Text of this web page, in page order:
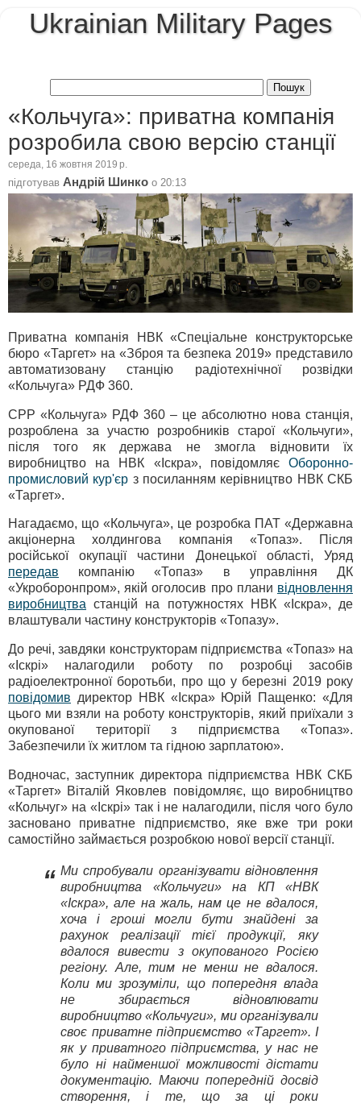
Ukrainian Military Pages
«Кольчуга»: приватна компанія
розробила свою версію станції
середа, 16 жовтня 2019 р.
підготував Андрій Шинко о 20:13
Приватна компанія НВК «Спеціальне конструкторське
бюро «Таргет» на «Зброя та безпека 2019» представило
автоматизовану станцію радіотехнічної розвідки
«Кольчуга» РДФ 360.
СРР «Кольчуга» РДФ 360 – це абсолютно нова станція,
розроблена за участю розробників старої «Кольчуги»,
після того як держава не змогла відновити їх
виробництво на НВК «Іскра», повідомляє Оборонно-
промисловий кур'єр з посиланням керівництво НВК СКБ
«Таргет».
Нагадаємо, що «Кольчуга», це розробка ПАТ «Державна
акціонерна холдингова компанія «Топаз». Після
російської окупації частини Донецької області, Уряд
передав компанію «Топаз» в управління ДК
«Укроборонпром», якій оголосив про плани відновлення
виробництва станцій на потужностях НВК «Іскра», де
влаштували частину конструкторів «Топазу».
До речі, завдяки конструкторам підприємства «Топаз» на
«Іскрі» налагодили роботу по розробці засобів
радіоелектронної боротьби, про що у березні 2019 року
повідомив директор НВК «Іскра» Юрій Пащенко: «Для
цього ми взяли на роботу конструкторів, який приїхали з
окупованої території з підприємства «Топаз».
Забезпечили їх житлом та гідною зарплатою».
Водночас, заступник директора підприємства НВК СКБ
«Таргет» Віталій Яковлев повідомляє, що виробництво
«Кольчуг» на «Іскрі» так і не налагодили, після чого було
засновано приватне підприємство, яке вже три роки
самостійно займається розробкою нової версії станції.
“ Ми спробували організувати відновлення
виробництва «Кольчуги» на КП «НВК
«Іскра», але на жаль, нам це не вдалося,
хоча і гроші могли бути знайдені за
рахунок реалізації тієї продукції, яку
вдалося вивести з окупованого Росією
регіону. Але, тим не менш не вдалося.
Коли ми зрозуміли, що попередня влада
не збирається відновлювати
виробництво «Кольчуги», ми організували
своє приватне підприємство «Таргет». І
як у приватного підприємства, у нас не
було ні найменшої можливості дістати
документацію. Маючи попередній досвід
створення, і те, що за ці роки